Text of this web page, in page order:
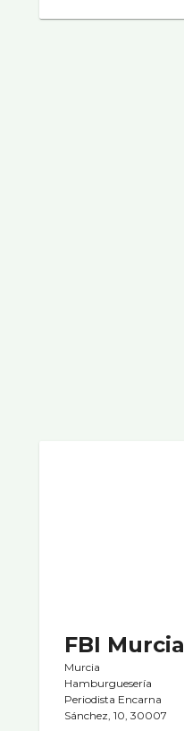
FBI Murcia
Murcia
Hamburgueserí­a
Periodista Encarna
Sánchez, 10, 30007